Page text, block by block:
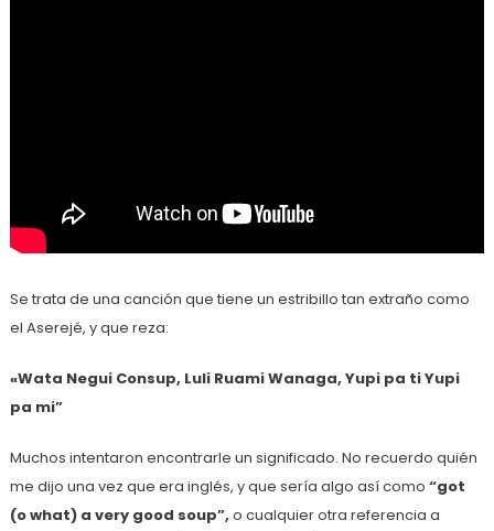
Se trata de una canción que tiene un estribillo tan extraño como
el Aserejé, y que reza:
«Wata Negui Consup, Luli Ruami Wanaga, Yupi pa ti Yupi
pa mi”
Muchos intentaron encontrarle un significado. No recuerdo quién
me dijo una vez que era inglés, y que sería algo así como “got
(o what) a very good soup”, o cualquier otra referencia a